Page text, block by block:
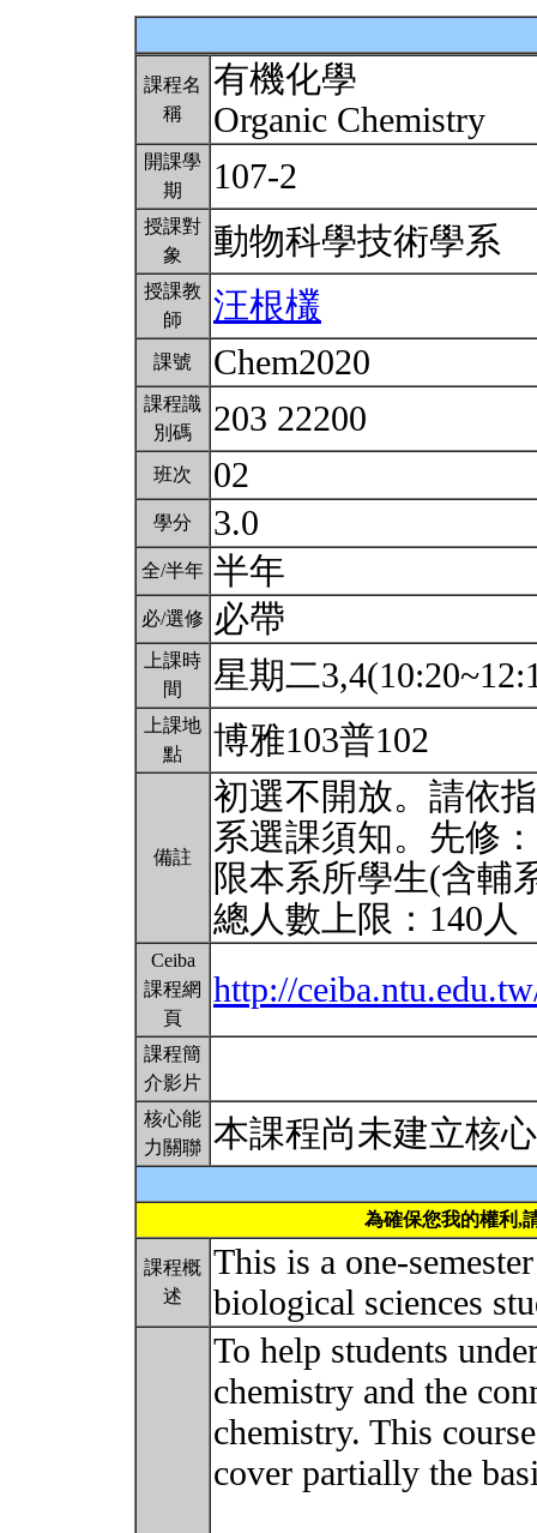
課程名
稱
有機化學
Organic Chemistry
開課學
期
107-2
授課對
象
動物科學技術學系
授課教
師
汪根欉
課號 Chem2020
課程識
別碼
203 22200
班次 02
學分 3.0
全/半年 半年
必/選修 必帶
上課時
間
星期二
上課地
點
博雅103普102
備註
初選不開放。請依
系選課須知。先修
限本系所學生(含輔
總人數上限：140人
Ceiba
課程網
頁
http://
課程簡
介影片
核心能
力關聯 本課程尚未建立核
為確保您我的權利,
課程概
述
This is a one-
biological sciences
To help students
chemistry and the
chemistry. This
cover partially the